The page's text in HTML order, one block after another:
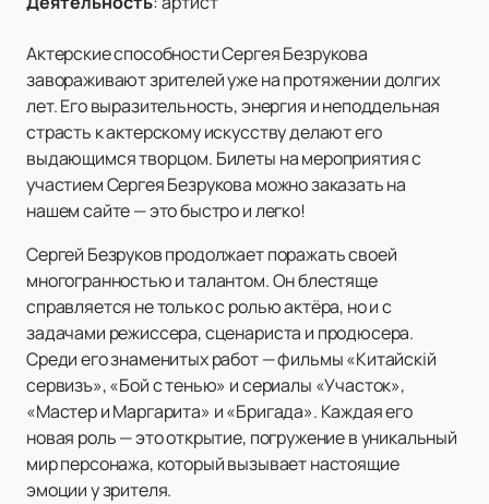
Актерские способности Сергея Безрукова
завораживают зрителей уже на протяжении долгих
лет. Его выразительность, энергия и неподдельная
страсть к актерскому искусству делают его
выдающимся творцом. Билеты на мероприятия с
участием Сергея Безрукова можно заказать на
нашем сайте — это быстро и легко!
Сергей Безруков продолжает поражать своей
многогранностью и талантом. Он блестяще
справляется не только с ролью актёра, но и с
задачами режиссера, сценариста и продюсера.
Среди его знаменитых работ — фильмы «Китайскій
сервизъ», «Бой с тенью» и сериалы «Участок»,
«Мастер и Маргарита» и «Бригада». Каждая его
новая роль — это открытие, погружение в уникальный
мир персонажа, который вызывает настоящие
эмоции у зрителя.